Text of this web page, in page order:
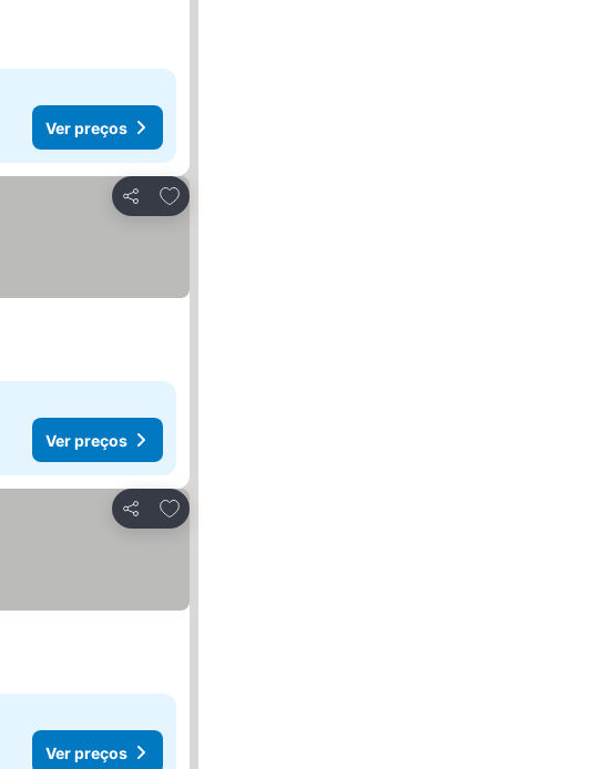
Ver preços
Partilhar
Adicionar aos favoritos
Ver preços
Partilhar
Adicionar aos favoritos
Ver preços